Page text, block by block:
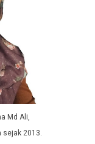
Md Ali,
sejak 2013.